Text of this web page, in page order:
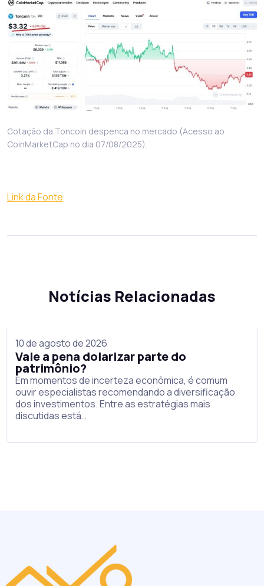
Cotação da Toncoin despenca no mercado (Acesso ao
CoinMarketCap no dia 07/08/2025).
Link da Fonte
Notícias Relacionadas
10 de agosto de 2026
Vale a pena dolarizar parte do
patrimônio?
Em momentos de incerteza econômica, é comum
ouvir especialistas recomendando a diversificação
dos investimentos. Entre as estratégias mais
discutidas está…